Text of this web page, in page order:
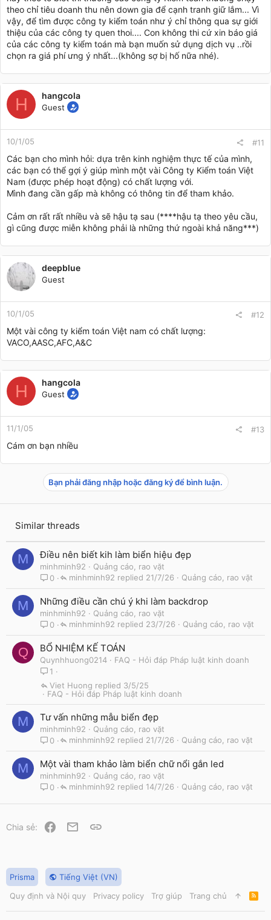
theo chỉ tiêu doanh thu nên down gia để cạnh tranh giữ lắm... Vì
vậy, để tìm được công ty kiểm toán như ý chỉ thông qua sự giới
thiệu của các công ty quen thoi.... Con không thi cứ xin báo giá
của các công ty kiểm toán mà bạn muốn sử dụng dịch vụ ..rồi
chọn ra giá phí ưng ý nhất...(không sợ bị hố nữa nhé).
H hangcola
Guest
10/1/05 #11
Các bạn cho mình hỏi: dựa trên kinh nghiệm thực tế của mình,
các bạn có thể gợi ý giúp mình một vài Công ty Kiểm toán Việt
Nam (được phép hoạt động) có chất lượng với.
Mình đang cần gấp mà không có thông tin để tham khảo.
Cảm ơn rất rất nhiều và sẽ hậu tạ sau (****hậu tạ theo yêu cầu,
gì cũng được miễn không phải là những thứ ngoài khả năng***)
deepblue
Guest
10/1/05 #12
Một vài công ty kiểm toán Việt nam có chất lượng:
VACO,AASC,AFC,A&C
H hangcola
Guest
11/1/05 #13
Cám ơn bạn nhiều
Bạn phải đăng nhập hoặc đăng ký để bình luận.
Similar threads
M Điều nên biết kih làm biển hiệu đẹp
minhminh92
Quảng cáo, rao vặt
0
Quảng cáo, rao vặt
21/7/26
minhminh92
M Những điều cần chú ý khi làm backdrop
minhminh92
Quảng cáo, rao vặt
0
Quảng cáo, rao vặt
23/7/26
minhminh92
Q BỔ NHIỆM KẾ TOÁN
Quynhhuong0214
FAQ - Hỏi đáp Pháp luật kinh doanh
1
FAQ - Hỏi đáp Pháp luật kinh doanh
3/5/25
Viet Huong
M Tư vấn những mẫu biển đẹp
minhminh92
Quảng cáo, rao vặt
0
Quảng cáo, rao vặt
21/7/26
minhminh92
M Một vài tham khảo làm biển chữ nổi gắn led
minhminh92
Quảng cáo, rao vặt
0
Quảng cáo, rao vặt
14/7/26
minhminh92
Chia sẻ: Facebook
Email
Prisma
Tiếng Việt (VN)
Quy định và Nội quy
Privacy policy Trợ giúp Trang chủ
R
S
S